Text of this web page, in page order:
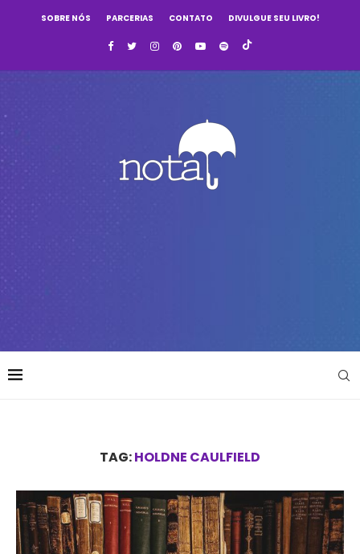
SOBRE NÓS PARCERIAS CONTATO DIVULGUE SEU LIVRO!
TAG:HOLDNE CAULFIELD